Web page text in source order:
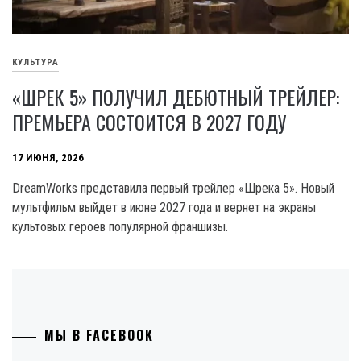
КУЛЬТУРА
«ШРЕК 5» ПОЛУЧИЛ ДЕБЮТНЫЙ ТРЕЙЛЕР:
ПРЕМЬЕРА СОСТОИТСЯ В 2027 ГОДУ
17 ИЮНЯ, 2026
DreamWorks представила первый трейлер «Шрека 5». Новый
мультфильм выйдет в июне 2027 года и вернет на экраны
культовых героев популярной франшизы.
МЫ В FACEBOOK